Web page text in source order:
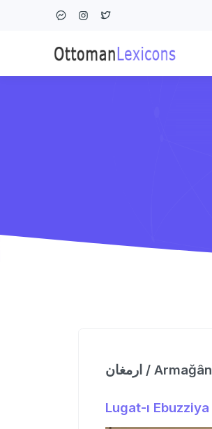
ارمغان / Armağân
Lugat-ı Ebuzziya